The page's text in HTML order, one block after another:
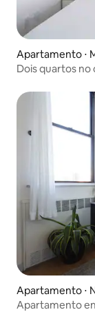
Apartamento ⋅
Dois quartos no
Apartamento ⋅
Apartamento